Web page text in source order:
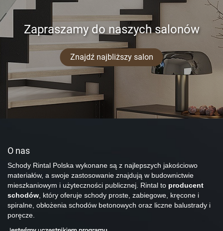
Zapraszamy do naszych salonów
Znajdź najbliższy salon
O nas
Schody Rintal Polska wykonane są z najlepszych jakościowo
materiałów, a swoje zastosowanie znajdują w budownictwie
mieszkaniowym i użyteczności publicznej. Rintal to producent
schodów, który oferuje schody proste, zabiegowe, kręcone i
spiralne, obłożenia schodów betonowych oraz liczne balustrady i
poręcze.